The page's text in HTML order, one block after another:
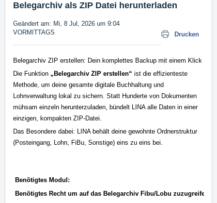
Belegarchiv als ZIP Datei herunterladen
Drucken
Geändert am: Mi, 8 Jul, 2026 um 9:04
VORMITTAGS
Belegarchiv ZIP erstellen: Dein komplettes Backup mit einem Klick
Die Funktion „Belegarchiv ZIP erstellen“ ist die effizienteste
Methode, um deine gesamte digitale Buchhaltung und
Lohnverwaltung lokal zu sichern. Statt Hunderte von Dokumenten
mühsam einzeln herunterzuladen, bündelt LINA alle Daten in einer
einzigen, kompakten ZIP-Datei.
Das Besondere dabei: LINA behält deine gewohnte Ordnerstruktur
(Posteingang, Lohn, FiBu, Sonstige) eins zu eins bei.
Benötigtes Modul:
Benötigtes Recht um auf das Belegarchiv Fibu/Lobu zuzugreifen: